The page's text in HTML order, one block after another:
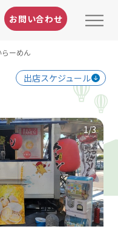
お問い合わせ
ーめん
出店スケジュール
1/3